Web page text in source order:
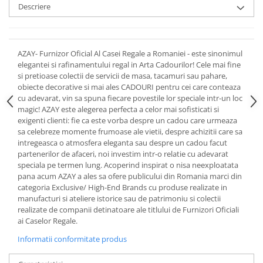
ARRIS
CORNUCOPIA
INTAGLIO
JASPER CONRAN GOLD
RENAISSANCE GOLD
ANTHEMION BLUE
BUTTERFLY BLOOM
OLD COUNTRY ROSES
PASHMINA
SIGNET PLATINUM
CELESTIAL GOLD
NATURE
CHINOISERIE WHITE
JASPER CONRAN WHITE
GILDED MUSE
WONDERLUST
Descriere
AZAY- Furnizor Oficial Al Casei Regale a Romaniei - este sinonimul
elegantei si rafinamentului regal in Arta Cadourilor! Cele mai fine
si pretioase colectii de servicii de masa, tacamuri sau pahare,
obiecte decorative si mai ales CADOURI pentru cei care conteaza
cu adevarat, vin sa spuna fiecare povestile lor speciale intr-un loc
magic! AZAY este alegerea perfecta a celor mai sofisticati si
exigenti clienti: fie ca este vorba despre un cadou care urmeaza
sa celebreze momente frumoase ale vietii, despre achizitii care sa
intregeasca o atmosfera eleganta sau despre un cadou facut
partenerilor de afaceri, noi investim intr-o relatie cu adevarat
speciala pe termen lung. Acoperind inspirat o nisa neexploatata
pana acum AZAY a ales sa ofere publicului din Romania marci din
categoria Exclusive/ High-End Brands cu produse realizate in
manufacturi si ateliere istorice sau de patrimoniu si colectii
realizate de companii detinatoare ale titlului de Furnizori Oficiali
ai Caselor Regale.
Informatii conformitate produs